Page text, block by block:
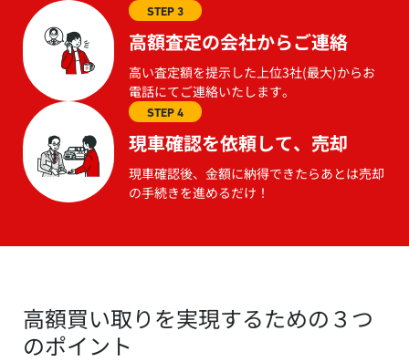
STEP 3
高額査定の会社からご連絡
高い査定額を提示した上位3社(最大)からお
電話にてご連絡いたします。
STEP 4
現車確認を依頼して、売却
現車確認後、金額に納得できたらあとは売却
の手続きを進めるだけ！
高額買い取りを実現するための３つ
のポイント